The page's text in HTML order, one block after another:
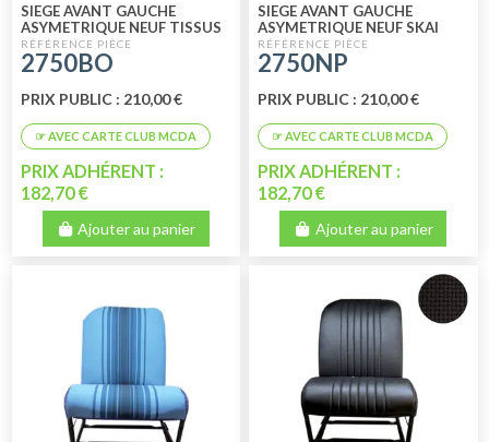
SIEGE AVANT GAUCHE
ASYMETRIQUE NEUF TISSUS
BLEU RAYE
2750BO
PRIX PUBLIC : 210,00 €
PRIX ADHÉRENT :
182,70 €
Ajouter au panier
SIEGE AVANT GAUCHE
ASYMETRIQUE NEUF SKAI
NOIR PERFORE
2750NP
PRIX PUBLIC : 210,00 €
PRIX ADHÉRENT :
182,70 €
Ajouter au panier